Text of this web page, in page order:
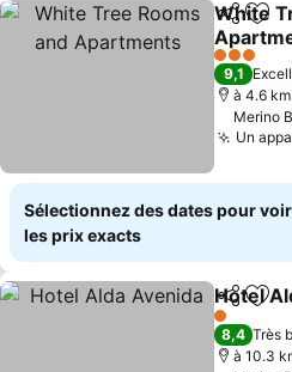
Partager
White
3 Étoiles
9,1
à 4.6
Merino
Un
Sélectionnez des dates pour voir
les prix exacts
Partager
Hotel
1 Étoiles
8,4 Très
à 10.3